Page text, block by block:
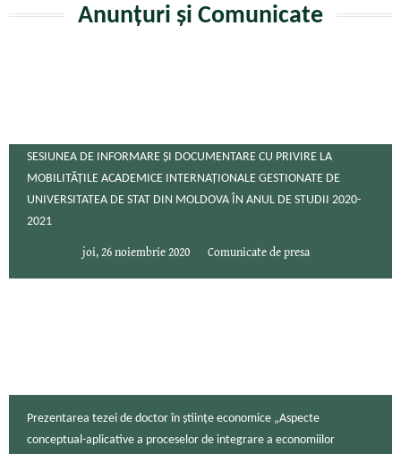
Anunțuri și Comunicate
SESIUNEA DE INFORMARE ȘI DOCUMENTARE CU PRIVIRE LA
MOBILITĂȚILE ACADEMICE INTERNAȚIONALE GESTIONATE DE
UNIVERSITATEA DE STAT DIN MOLDOVA ÎN ANUL DE STUDII 2020-
2021
joi, 26 noiembrie 2020 Comunicate de presa
Prezentarea tezei de doctor în științe economice „Aspecte
conceptual-aplicative a proceselor de integrare a economiilor